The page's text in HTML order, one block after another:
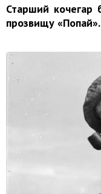
Старший кочегар
прозвищу «Попай».